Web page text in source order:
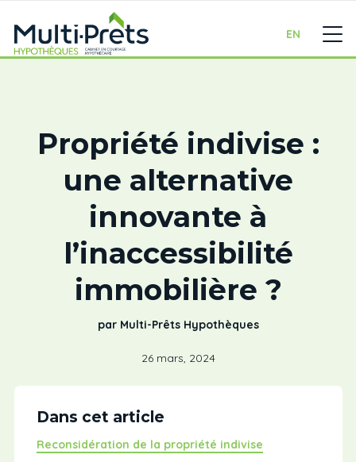
EN
Propriété indivise :
une alternative
innovante à
l’inaccessibilité
immobilière ?
par Multi-Prêts Hypothèques
26 mars, 2024
Dans cet article
Reconsidération de la propriété indivise